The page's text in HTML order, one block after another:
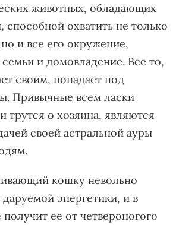
животных, обладающих
способной охватить не только
и все его окружение,
и домовладение. Все то,
своим, попадает под
Привычные всем ласки
трутся о хозяина, являются
своей астральной ауры
кошку невольно
даруемой энергетики, и в
ее от четвероногого